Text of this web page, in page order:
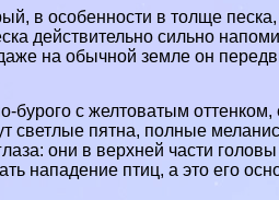
в особенности в толще
действительно сильно
на обычной земле он
бурого с желтоватым
светлые пятна, полные
они в верхней части
нападение птиц, а это его